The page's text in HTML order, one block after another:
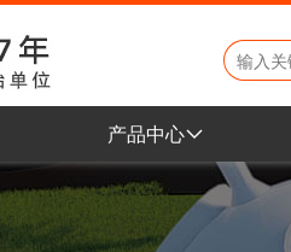
产品中心
地产小区产品
学校幼教产品